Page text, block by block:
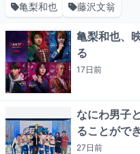
亀梨和也 藤沢文翁
亀梨和也、
る
17日前
なにわ男子
ることがで
27日前